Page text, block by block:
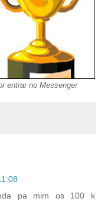
entrar no Messenger
pa mim os 100 k